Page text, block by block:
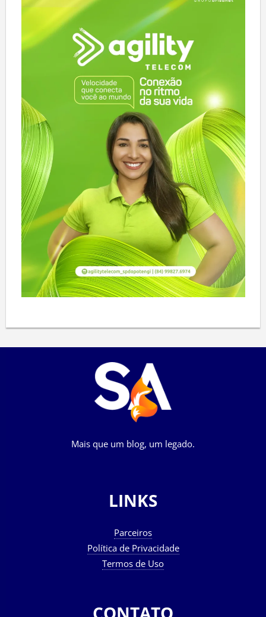
Mais que um blog, um legado.
LINKS
Parceiros
Política de Privacidade
Termos de Uso